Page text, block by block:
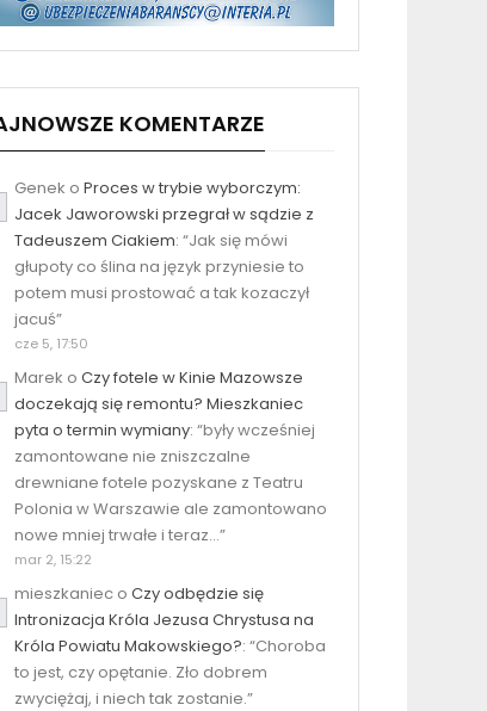
KOMENTARZE
Genek o Proces w trybie wyborczym:
Jacek Jaworowski przegrał w sądzie z
Tadeuszem Ciakiem: “Jak się mówi
głupoty co ślina na język przyniesie to
potem musi prostować a tak kozaczył
jacuś”
cze 5, 17:50
Marek o Czy fotele w Kinie Mazowsze
doczekają się remontu? Mieszkaniec
pyta o termin wymiany: “były wcześniej
zamontowane nie zniszczalne
drewniane fotele pozyskane z Teatru
Polonia w Warszawie ale zamontowano
nowe mniej trwałe i teraz…”
mar 2, 15:22
mieszkanieco Czy odbędzie się
Intronizacja Króla Jezusa Chrystusa na
Króla Powiatu Makowskiego?: “Choroba
to jest, czy opętanie. Zło dobrem
zwyciężaj, i niech tak zostanie.”